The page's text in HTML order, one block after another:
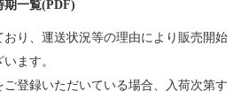
期一覧(PDF)
り、運送状況等の理由により販売開始
ます。
登録いただいている場合、入荷次第す